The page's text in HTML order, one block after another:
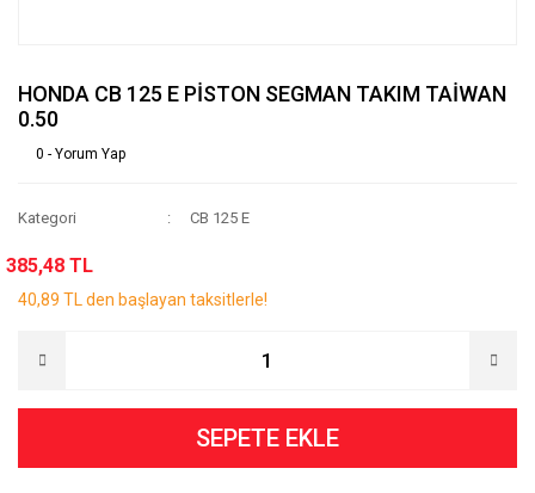
HONDA CB 125 E PİSTON SEGMAN TAKIM TAİWAN
0.50
0 - Yorum Yap
Kategori CB 125 E
385,48 TL
40,89 TL den başlayan taksitlerle!
SEPETE EKLE